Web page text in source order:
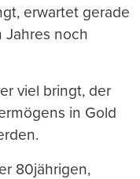
erwartet gerade
Jahres noch
viel bringt, der
in Gold
80jährigen,